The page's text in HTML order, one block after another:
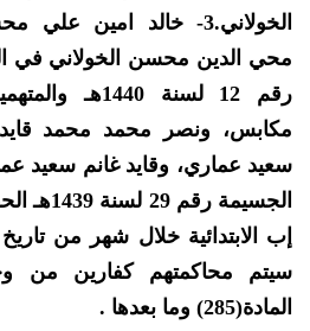
محي الدين محسن الخولاني في
رقم 12 لسنة
مكابس، ونصر محمد محمد
سعيد عماري، وقايد غانم سعيد
الجسيمة
إب الابتدائية خلال شهر من
سيتم محاكمتهم كفارين من
المادة(285) وما بعدها .